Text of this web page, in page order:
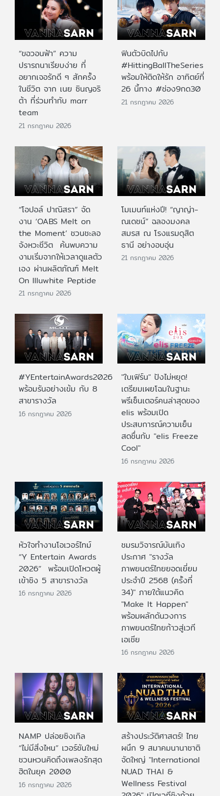
“ขอวอนฟ้า” ความ
ปรารถนาเรียบง่าย ที่
อยากเจอรักดี ๆ สักครั้ง
ในชีวิต จาก เนย ซินญอริ
ต้า ที่ร่วมทำกับ marr
team
21 กรกฎาคม 2026
ฟินตัวบิดไปกับ
#HittingBallTheSeries
พร้อมให้ติดให้รัก อาทิตย์ที่
26 นี้ทาง #ช่อง9กด30
21 กรกฎาคม 2026
“โอปอล์ ปาณิสรา” จัด
งาน ‘OABS Melt on
the Moment’ ชวนชะลอ
จังหวะชีวิต ค้นพบความ
งามเริ่มจากให้เวลาดูแลตัว
เอง ผ่านผลิตภัณฑ์ Melt
On Illuwhite Peptide
21 กรกฎาคม 2026
โมเมนท์แห่งปี! “ญาญ่า-
ณเดชน์” ฉลองมงคล
สมรส ณ โรงแรมดุสิต
ธานี อย่างอบอุ่น
21 กรกฎาคม 2026
#YEntertainAwards2026
พร้อมรันอย่างเข้ม กับ 8
สาขารางวัล
16 กรกฎาคม 2026
"ใบเฟิร์น" ปังไม่หยุด!
เตรียมเผยโฉมในฐานะ
พรีเซ็นเตอร์คนล่าสุดของ
elis พร้อมเปิด
ประสบการณ์ความเย็น
สดชื่นกับ "elis Freeze
Cool"
16 กรกฎาคม 2026
หัวใจทำงานโอเวอร์ไทม์
“Y Entertain Awards
2026” พร้อมเปิดโหวตผู้
เข้าชิง 5 สาขารางวัล
16 กรกฎาคม 2026
ชมรมวิจารณ์บันเทิง
ประกาศ "รางวัล
ภาพยนตร์ไทยยอดเยี่ยม
ประจําปี 2568 (ครั้งที่
34)" ภายใต้แนวคิด
"Make It Happen"
พร้อมผลักดันวงการ
ภาพยนตร์ไทยก้าวสู่เวที
เอเชีย
16 กรกฎาคม 2026
NAMP ปล่อยซิงเกิล
“ไม่มีสิ่งไหน” เวอร์ชันใหม่
ชวนหวนคิดถึงเพลงรักสุด
ฮิตในยุค 2000
16 กรกฎาคม 2026
สร้างประวัติศาสตร์! ไทย
ผนึก 9 สมาคมนานาชาติ
จัดใหญ่ "International
NUAD THAI &
Wellness Festival